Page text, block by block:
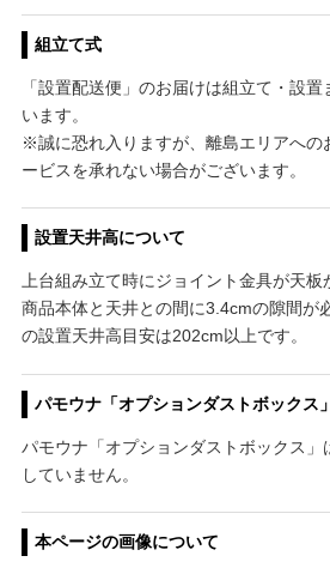
組立て式
「設置配送便」のお届けは組立て・設
います。
※誠に恐れ入りますが、離島エリアへの
ービスを承れない場合がございます。
設置天井高について
上台組み立て時にジョイント金具が天板
商品本体と天井との間に3.4cmの隙間が
の設置天井高目安は202cm以上です。
パモウナ「オプションダストボックス
パモウナ「オプションダストボックス」
していません。
本ページの画像について